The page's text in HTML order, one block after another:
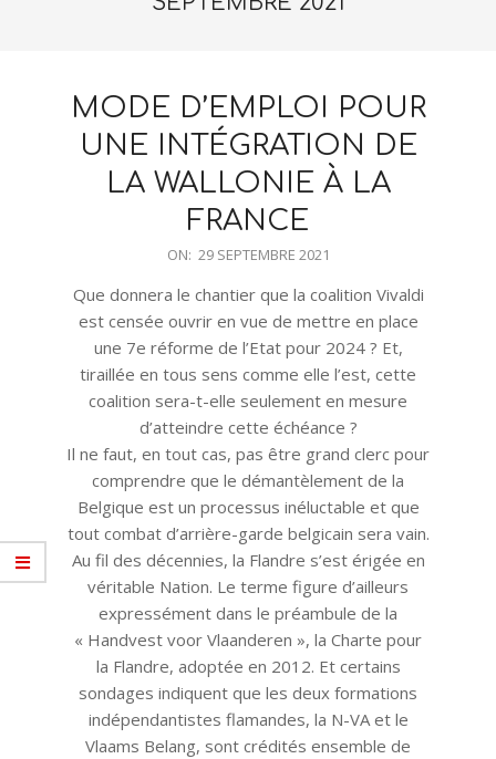
MODE D’EMPLOI POUR
UNE INTÉGRATION DE
LA WALLONIE À LA
FRANCE
29
ON: 29 SEPTEMBRE 2021
Que donnera le chantier que la coalition Vivaldi
est censée ouvrir en vue de mettre en place
une 7e réforme de l’Etat pour 2024 ? Et,
tiraillée en tous sens comme elle l’est, cette
coalition sera-t-elle seulement en mesure
d’atteindre cette échéance ?
Il ne faut, en tout cas, pas être grand clerc pour
comprendre que le démantèlement de la
Belgique est un processus inéluctable et que
tout combat d’arrière-garde belgicain sera vain.
Au fil des décennies, la Flandre s’est érigée en
véritable Nation. Le terme figure d’ailleurs
expressément dans le préambule de la
« Handvest voor Vlaanderen », la Charte pour
la Flandre, adoptée en 2012. Et certains
sondages indiquent que les deux formations
indépendantistes flamandes, la N-VA et le
Vlaams Belang, sont crédités ensemble de